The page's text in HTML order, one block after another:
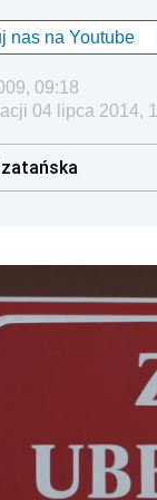
nas na Youtube
09:18
04 lipca 2014,